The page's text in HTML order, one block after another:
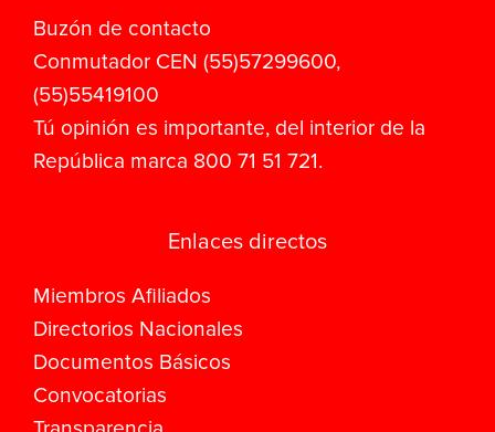
Buzón de contacto
Conmutador CEN (55)57299600,
(55)55419100
Tú opinión es importante, del interior de la
República marca 800 71 51 721.
Enlaces directos
Miembros Afiliados
Directorios Nacionales
Documentos Básicos
Convocatorias